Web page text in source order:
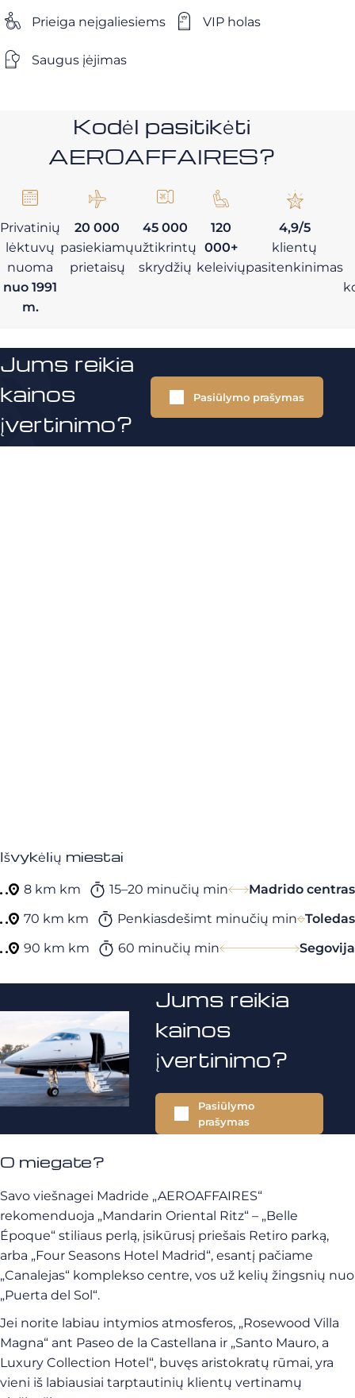
Prieiga neįgaliesiems VIP holas
Saugus įėjimas
Kodėl pasitikėti
AEROAFFAIRES?
Privatinių
lėktuvų
nuoma
nuo 1991
m.
20 000
pasiekiamų
prietaisų
45 000
užtikrintų
skrydžių
120
000+
keleivių
4,9/5
klientų
pasitenkinimas
Jums reikia
kainos
įvertinimo?
Pasiūlymo prašymas
Išvykėlių miestai
8 km km 15–20 minučių min
Madrido centras
70 km km
Penkiasdešimt minučių min Toledas
90 km km
60 minučių min Segovija
Jums reikia
kainos
įvertinimo?
Pasiūlymo
prašymas
O miegate?
Savo viešnagei Madride „AEROAFFAIRES“
rekomenduoja „Mandarin Oriental Ritz“ – „Belle
Époque“ stiliaus perlą, įsikūrusį priešais Retiro parką,
arba „Four Seasons Hotel Madrid“, esantį pačiame
„Canalejas“ komplekso centre, vos už kelių žingsnių nuo
„Puerta del Sol“.
Jei norite labiau intymios atmosferos, „Rosewood Villa
Magna“ ant Paseo de la Castellana ir „Santo Mauro, a
Luxury Collection Hotel“, buvęs aristokratų rūmai, yra
vieni iš labiausiai tarptautinių klientų vertinamų